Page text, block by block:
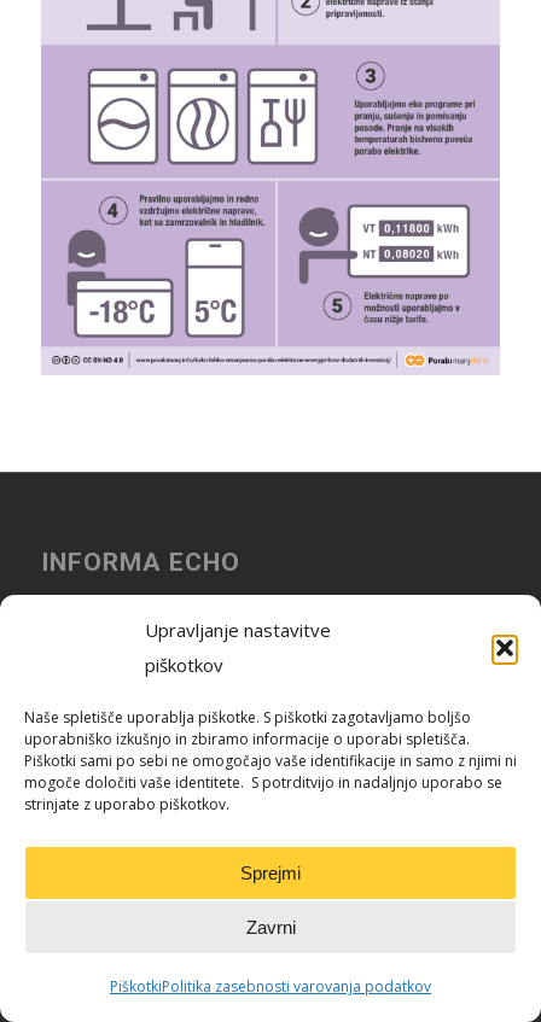
Upravljanje nastavitve
piškotkov
Naše spletišče uporablja piškotke. S piškotki zagotavljamo boljšo
uporabniško izkušnjo in zbiramo informacije o uporabi spletišča.
Piškotki sami po sebi ne omogočajo vaše identifikacije in samo z njimi ni
mogoče določiti vaše identitete. S potrditvijo in nadaljnjo uporabo se
strinjate z uporabo piškotkov.
Sprejmi
Zavrni
PiškotkiPolitika zasebnosti varovanja podatkov
INFORMA ECHO
Agencija za integrirano komuniciranje
Kontaktirajte nas
GLAVNE VSEBINE
− Ogrevanje